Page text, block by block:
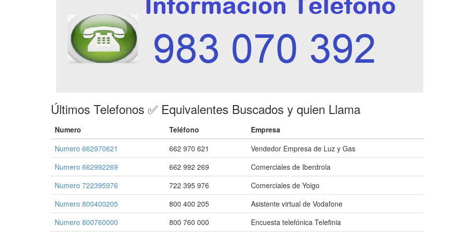
Últimos Telefonos ✅ Equivalentes Buscados y quien Llama
Numero Teléfono
Empresa
Numero 662970621
662 970 621
Vendedor Empresa de Luz y Gas
Numero 662992269
662 992 269
Comerciales de Iberdrola
Numero 722395976
722 395 976
Comerciales de Yoigo
Numero 800400205
800 400 205
Asistente virtual de Vodafone
Numero 800760000
800 760 000
Encuesta telefónica Telefinia